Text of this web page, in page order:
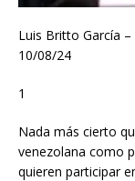
Luis Britto García
10/08/24
1
Nada más cierto
venezolana como
quieren participar